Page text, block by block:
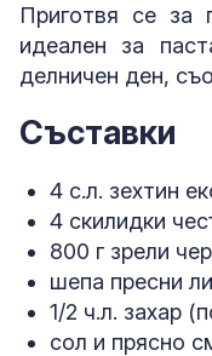
Приготвя се
идеален за
делничен ден,
Съставки
4 с.л. зехтин
4 скилидки
800 г зрели
шепа пресни
1/2 ч.л. захар
сол и прясно